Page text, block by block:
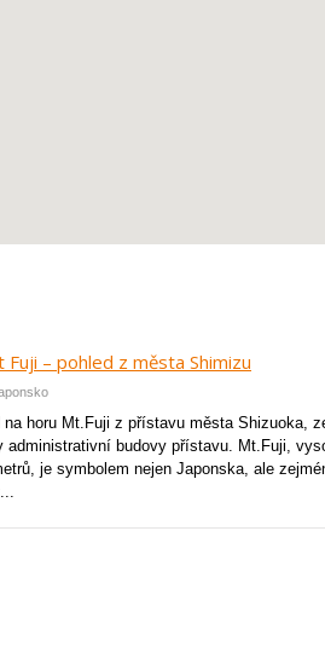
Fuji – pohled z města Shimizu
na horu Mt.Fuji z přístavu města Shizuoka,
administrativní budovy přístavu. Mt.Fuji,
je symbolem nejen Japonska, ale